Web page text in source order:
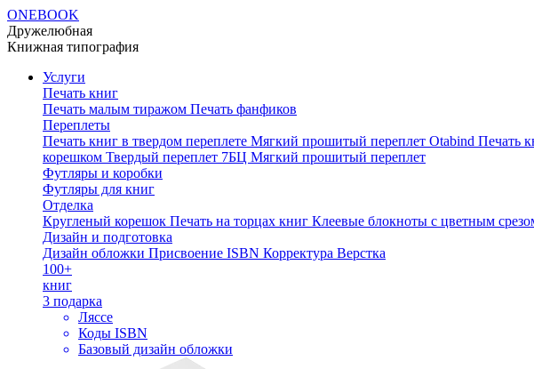
ONEBOOK
Дружелюбная
Книжная типография
Услуги
Печать книг
Печать малым тиражом Печать фанфиков
Переплеты
Печать книг в твердом переплете Мягкий прошитый переплет Otabind Печать
корешком Твердый переплет 7БЦ Мягкий прошитый переплет
Футляры и коробки
Футляры для книг
Отделка
Кругленый корешок Печать на торцах книг Клеевые блокноты с цветным
Дизайн и подготовка
Дизайн обложки Присвоение ISBN Корректура Верстка
100+
книг
3 подарка
Ляссе
Коды ISBN
Базовый дизайн обложки